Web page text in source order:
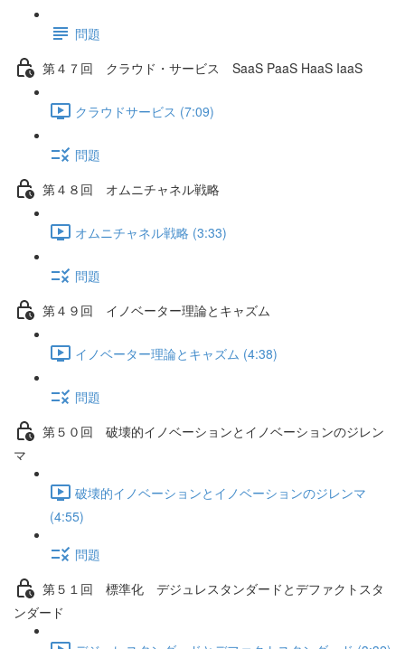
問題
第４７回 クラウド・サービス SaaS PaaS HaaS IaaS
クラウドサービス (7:09)
問題
第４８回 オムニチャネル戦略
オムニチャネル戦略 (3:33)
問題
第４９回 イノベーター理論とキャズム
イノベーター理論とキャズム (4:38)
問題
第５０回 破壊的イノベーションとイノベーションのジレン
マ
破壊的イノベーションとイノベーションのジレンマ
(4:55)
問題
第５１回 標準化 デジュレスタンダードとデファクトスタ
ンダード